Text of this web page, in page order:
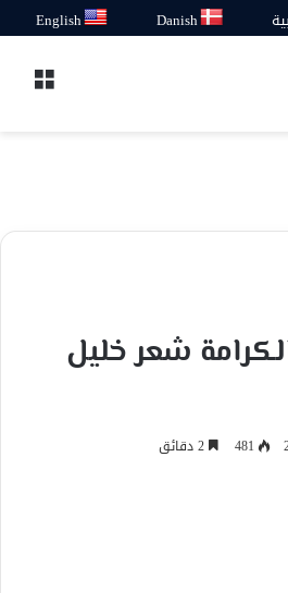
Danish
English
شعر خليل
481